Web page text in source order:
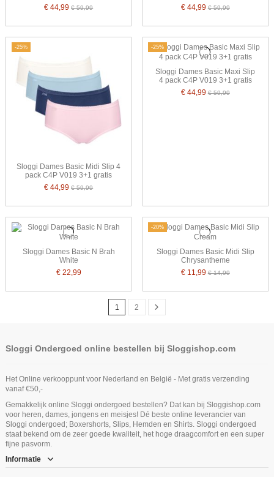
€ 44,99€ 59,99
€ 44,99€ 59,99
-25%
Sloggi Dames Basic Midi Slip 4
pack C4P V019 3+1 gratis
€ 44,99€ 59,99
-25%
Sloggi Dames Basic Maxi Slip
4 pack C4P V019 3+1 gratis
€ 44,99€ 59,99
Sloggi Dames Basic N Brah
White
€ 22,99
-20%
Sloggi Dames Basic Midi Slip
Chrysantheme
€ 11,99€ 14,99
1 2
Sloggi Ondergoed online bestellen bij Sloggishop.com
Het Online verkooppunt voor Nederland en België - Met gratis verzending
vanaf €50,-
Gemakkelijk online Sloggi ondergoed bestellen? Dat kan bij Sloggishop.com
voor heren, dames, jongens en meisjes! Dé beste online leverancier van
Sloggi ondergoed; Boxershorts, Slips, Hemden en Shirts. Sloggi ondergoed
staat bekend om de zeer goede kwaliteit, het hoge draagcomfort en een super
fijne pasvorm.
Informatie